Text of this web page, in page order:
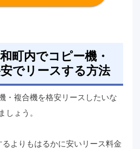
町内でコピー機・
でリースする方法
・複合機を格安リースしたいな
しょう。
よりもはるかに安いリース料金